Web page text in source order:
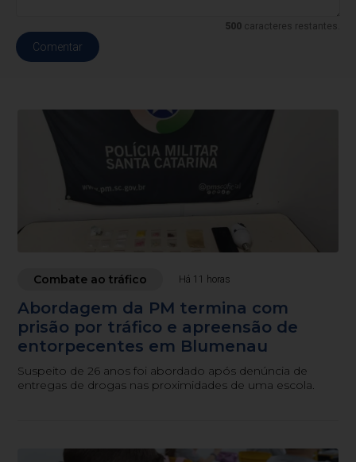
500caracteres restantes.
Comentar
Combate ao tráfico Há 11 horas
Abordagem da PM termina com
prisão por tráfico e apreensão de
entorpecentes em Blumenau
Suspeito de 26 anos foi abordado após denúncia de
entregas de drogas nas proximidades de uma escola.